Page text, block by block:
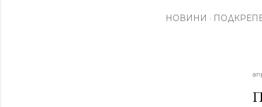
НОВИНИ